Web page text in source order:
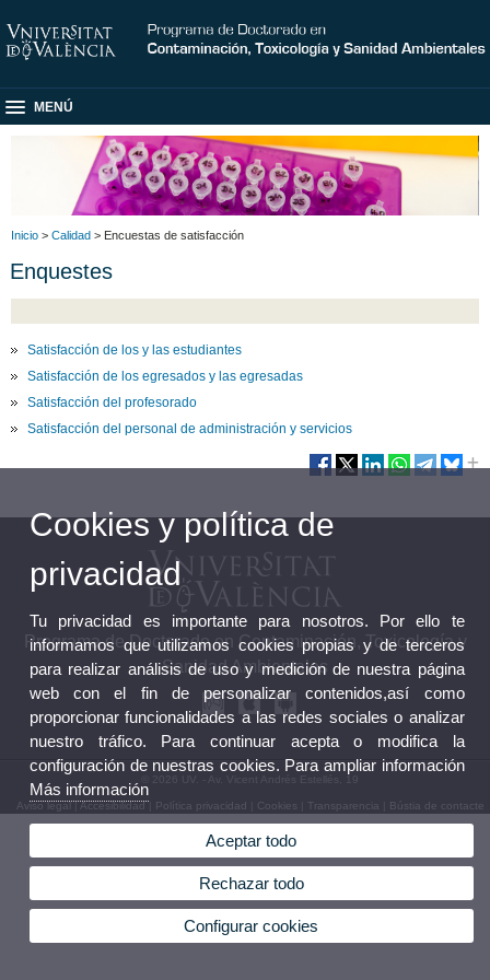
MENÚ
Inicio > Calidad > Encuestas de satisfacción
Enquestes
Satisfacción de los y las estudiantes
Satisfacción de los egresados y las egresadas
Satisfacción del profesorado
Satisfacción del personal de administración y servicios
Programa de Doctorado en Contaminación, Toxicología y
Sanidad Ambientales
© 2026 UV. - Av. Vicent Andrés Estellés, 19
Aviso legal|Accesibilidad| Política privacidad Cookies Transparencia Bústia de contacte
Cookies y política de
privacidad
Tu privacidad es importante para nosotros. Por ello te
informamos que utilizamos cookies propias y de terceros
para realizar análisis de uso y medición de nuestra página
web con el fin de personalizar contenidos,así como
proporcionar funcionalidades a las redes sociales o analizar
nuestro tráfico. Para continuar acepta o modifica la
configuración de nuestras cookies. Para ampliar información
Más información
Aceptar todo
Rechazar todo
Configurar cookies